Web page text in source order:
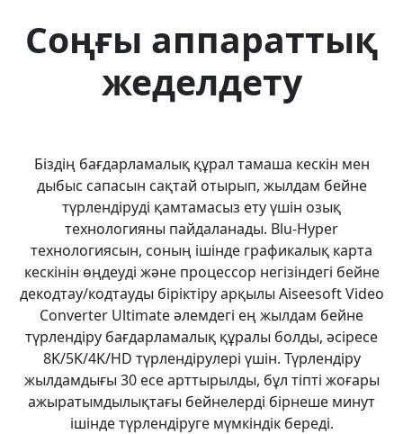
Соңғы аппараттық
жеделдету
Біздің бағдарламалық құрал тамаша кескін мен
дыбыс сапасын сақтай отырып, жылдам бейне
түрлендіруді қамтамасыз ету үшін озық
технологияны пайдаланады. Blu-Hyper
технологиясын, соның ішінде графикалық карта
кескінін өңдеуді және процессор негізіндегі бейне
декодтау/кодтауды біріктіру арқылы Aiseesoft Video
Converter Ultimate әлемдегі ең жылдам бейне
түрлендіру бағдарламалық құралы болды, әсіресе
8K/5K/4K/HD түрлендірулері үшін. Түрлендіру
жылдамдығы 30 есе арттырылды, бұл тіпті жоғары
ажыратымдылықтағы бейнелерді бірнеше минут
ішінде түрлендіруге мүмкіндік береді.